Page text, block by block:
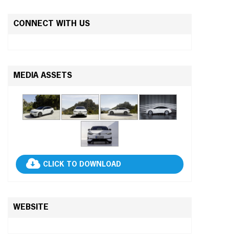
CONNECT WITH US
MEDIA ASSETS
CLICK TO DOWNLOAD
WEBSITE